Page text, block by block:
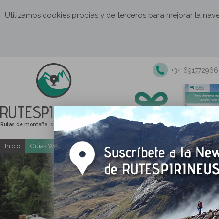
Utilizamos cookies propias y de terceros para mejorar la
RUTESPIRINEUS
Rutas de montaña, senderismo y excursiones
+34 691772966
Inicio Guías Web y PDF gratuitas Excursiones y actividades